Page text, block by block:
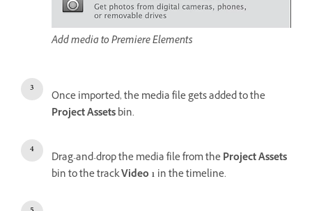
Add media to Premiere Elements
Once imported, the media file gets added to the
Project Assetsbin.
Drag-and-drop the media file from theProject Assets
bin to the trackVideo 1 in the timeline.